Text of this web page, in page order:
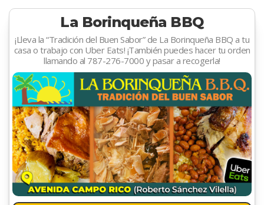
La Borinqueña BBQ
¡Lleva la “Tradición del Buen Sabor” de La Borinqueña BBQ a tu
casa o trabajo con Uber Eats! ¡También puedes hacer tu orden
llamando al 787-276-7000 y pasar a recogerla!